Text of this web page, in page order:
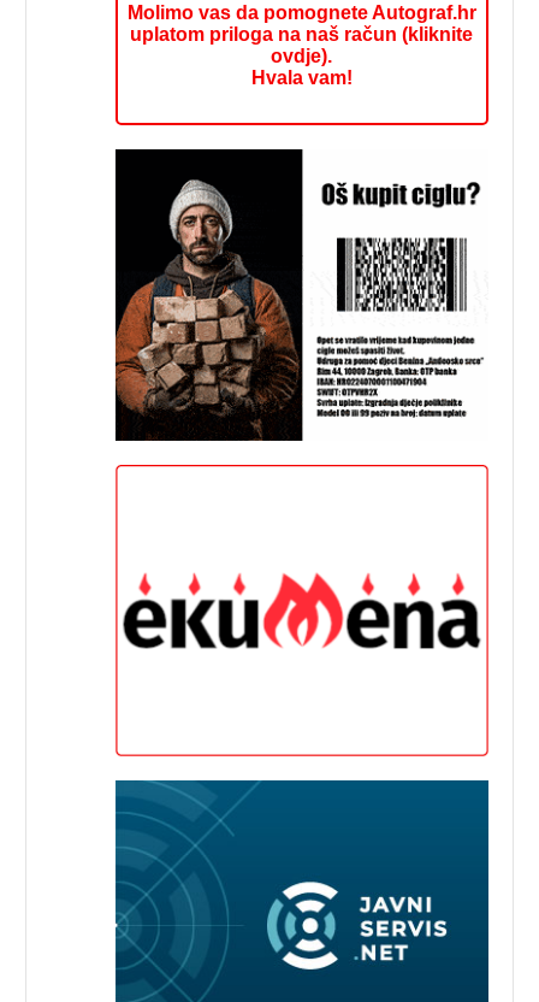
Molimo vas da pomognete Autograf.hr
uplatom priloga na naš račun (kliknite
ovdje).
Hvala vam!